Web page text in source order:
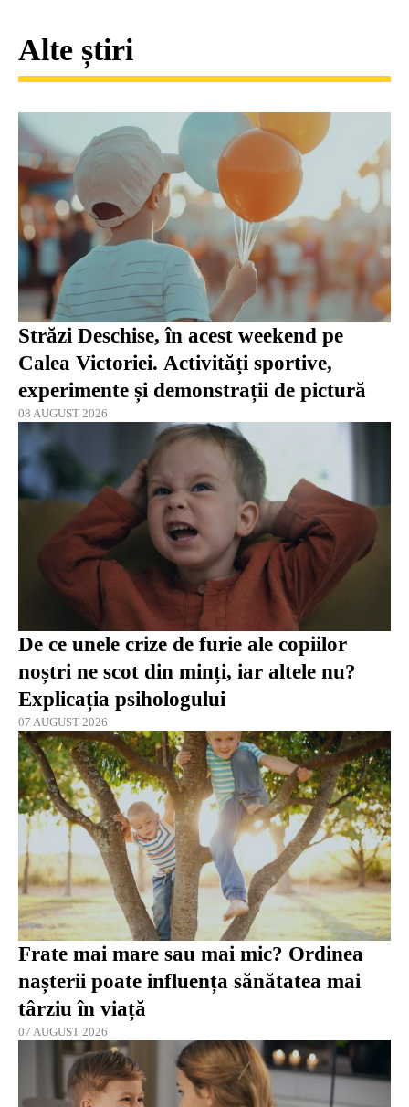
Alte știri
Străzi Deschise, în acest weekend pe
Calea Victoriei. Activități sportive,
experimente și demonstrații de pictură
08 AUGUST 2026
De ce unele crize de furie ale copiilor
noștri ne scot din minți, iar altele nu?
Explicația psihologului
07 AUGUST 2026
Frate mai mare sau mai mic? Ordinea
nașterii poate influența sănătatea mai
târziu în viață
07 AUGUST 2026